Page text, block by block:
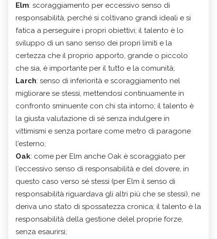
Elm: scoraggiamento per eccessivo senso di
responsabilità, perché si coltivano grandi ideali e si
fatica a perseguire i propri obiettivi; il talento è lo
sviluppo di un sano senso dei propri limiti e la
certezza che il proprio apporto, grande o piccolo
che sia, è importante per il tutto e la comunità;
Larch: senso di inferiorità e scoraggiamento nel
migliorare se stessi, mettendosi continuamente in
confronto sminuente con chi sta intorno; il talento è
la giusta valutazione di sé senza indulgere in
vittimismi e senza portare come metro di paragone
l'esterno;
Oak: come per Elm anche Oak è scoraggiato per
l'eccessivo senso di responsabilità e del dovere, in
questo caso verso sé stessi (per Elm il senso di
responsabilità riguardava gli altri più che se stessi), ne
deriva uno stato di spossatezza cronica; il talento è la
responsabilità della gestione delel proprie forze,
senza esaurirsi;